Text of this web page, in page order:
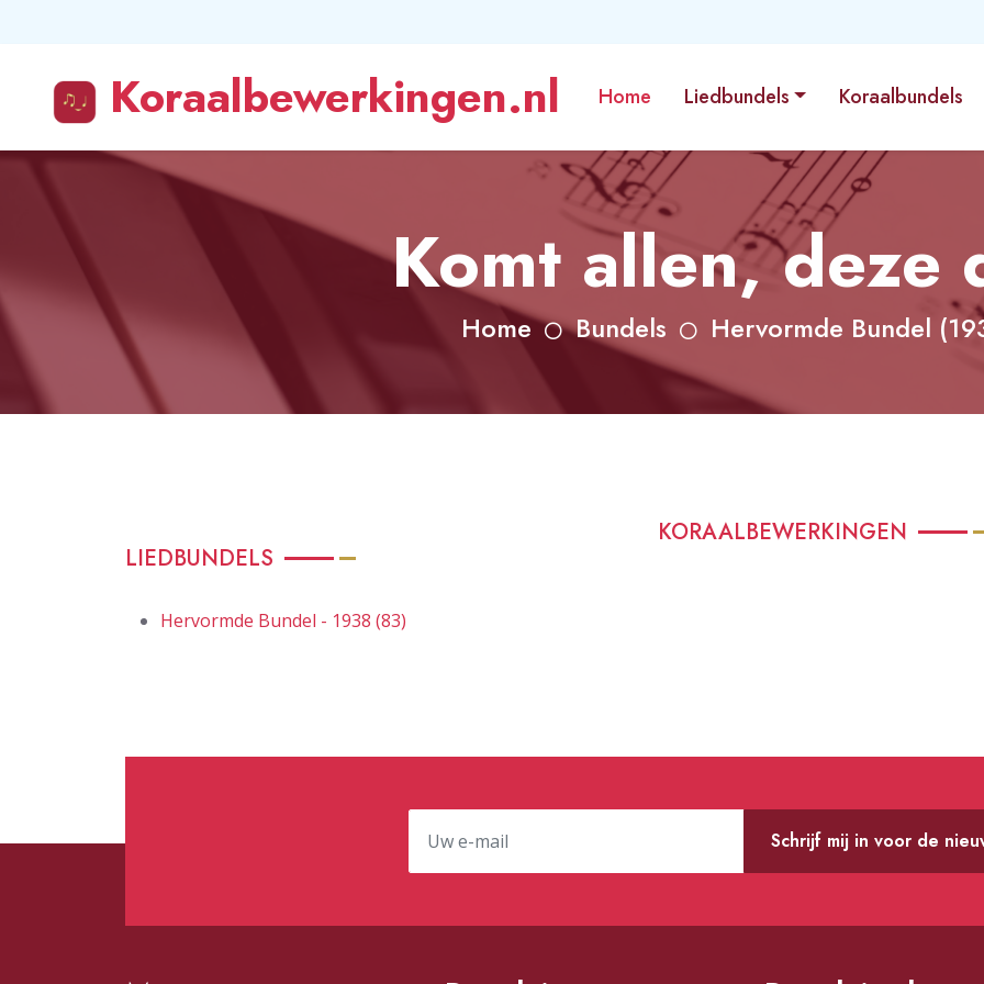
Koraalbewerkingen.nl Home Liedbundels Koraalbundels
Komt allen, deze
Home Bundels Hervormde Bundel
LIEDBUNDELS
Hervormde Bundel - 1938 (83)
KORAALBEWERKINGEN
Schrijf mij in voor de